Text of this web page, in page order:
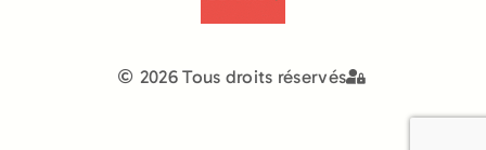
2026 Tous droits réservés